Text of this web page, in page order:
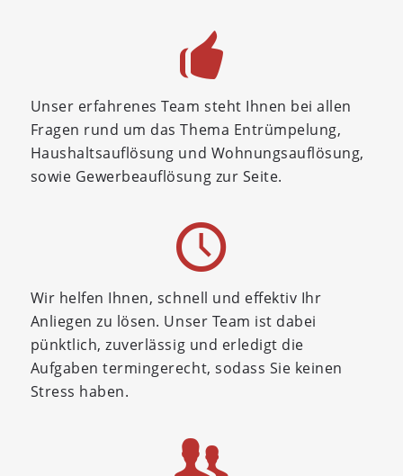
Unser erfahrenes Team steht Ihnen bei allen
Fragen rund um das Thema Entrümpelung,
Haushaltsauflösung und Wohnungsauflösung,
sowie Gewerbeauflösung zur Seite.
Wir helfen Ihnen, schnell und effektiv Ihr
Anliegen zu lösen. Unser Team ist dabei
pünktlich, zuverlässig und erledigt die
Aufgaben termingerecht, sodass Sie keinen
Stress haben.